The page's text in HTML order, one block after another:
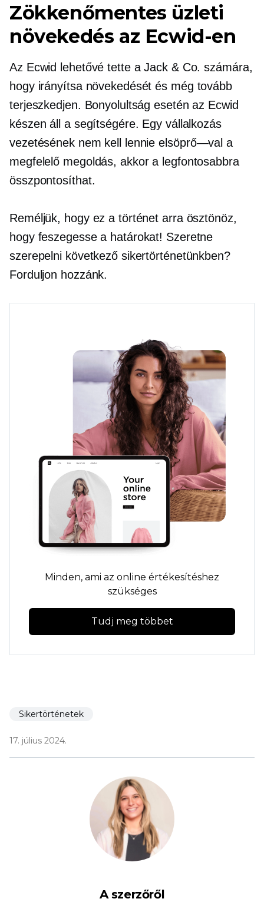
Zökkenőmentes üzleti
növekedés az Ecwid-en
Az Ecwid lehetővé tette a Jack & Co. számára,
hogy irányítsa növekedését és még tovább
terjeszkedjen. Bonyolultság esetén az Ecwid
készen áll a segítségére. Egy vállalkozás
vezetésének nem kell lennieelsöprő—val a
megfelelő megoldás, akkor a legfontosabbra
összpontosíthat.
Reméljük, hogy ez a történet arra ösztönöz,
hogy feszegesse a határokat! Szeretne
szerepelni következő sikertörténetünkben?
Forduljon hozzánk.
Minden, ami az online értékesítéshez
szükséges
Tudj meg többet
Sikertörténetek
17. július 2024.
A szerzőről